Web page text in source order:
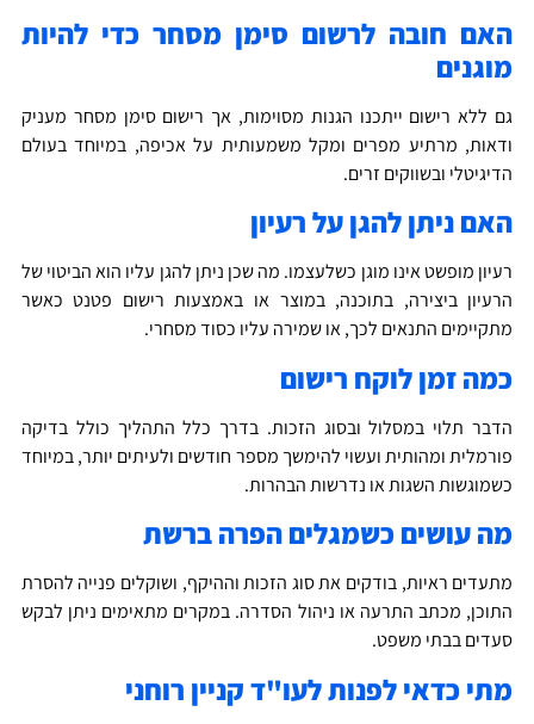
חובה לרשום סימן מסחר כדי להיות
ללא רישום ייתכנו הגנות מסוימות, אך רישום סימן מסחר מעניק
מרתיע מפרים ומקל משמעותית על אכיפה, במיוחד בעולם
ובשווקים זרים.
ניתן להגן על רעיון
מופשט אינו מוגן כשלעצמו. מה שכן ניתן להגן עליו הוא הביטוי של
ביצירה, בתוכנה, במוצר או באמצעות רישום פטנט כאשר
התנאים לכך, או שמירה עליו כסוד מסחרי.
זמן לוקח רישום
תלוי במסלול ובסוג הזכות. בדרך כלל התהליך כולל בדיקה
ומהותית ועשוי להימשך מספר חודשים ולעיתים יותר, במיוחד
השגות או נדרשות הבהרות.
עושים כשמגלים הפרה ברשת
ראיות, בודקים את סוג הזכות וההיקף, ושוקלים פנייה להסרת
מכתב התרעה או ניהול הסדרה. במקרים מתאימים ניתן לבקש
בבתי משפט.
כדאי לפנות לעו"ד קניין רוחני